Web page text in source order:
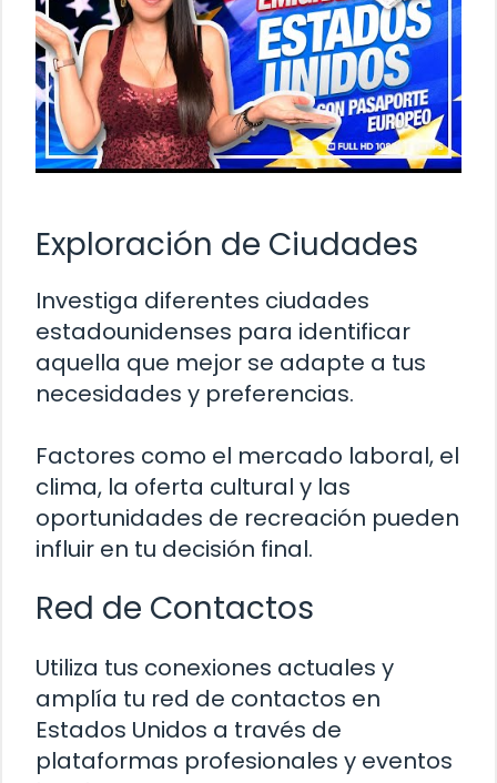
Exploración de Ciudades
Investiga diferentes ciudades
estadounidenses para identificar
aquella que mejor se adapte a tus
necesidades y preferencias.
Factores como el mercado laboral, el
clima, la oferta cultural y las
oportunidades de recreación pueden
influir en tu decisión final.
Red de Contactos
Utiliza tus conexiones actuales y
amplía tu red de contactos en
Estados Unidos a través de
plataformas profesionales y eventos